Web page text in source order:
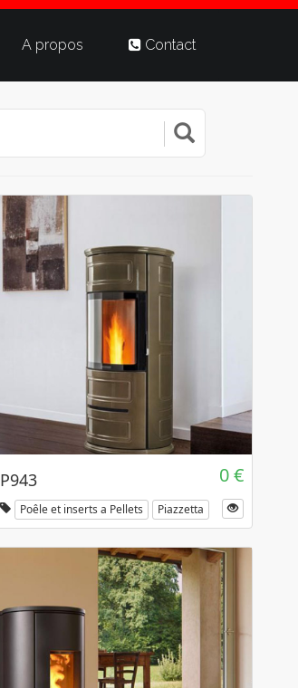
A propos Contact
P943 0 €
Poêle et inserts a Pellets Piazzetta